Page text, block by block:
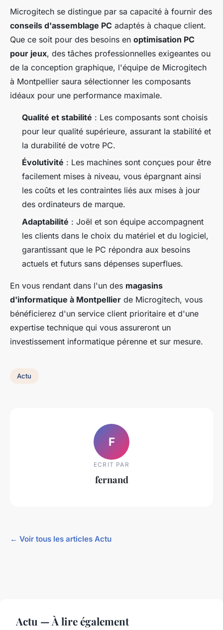
Microgitech se distingue par sa capacité à fournir des
conseils d'assemblage PC adaptés à chaque client.
Que ce soit pour des besoins en optimisation PC
pour jeux, des tâches professionnelles exigeantes ou
de la conception graphique, l'équipe de Microgitech
à Montpellier saura sélectionner les composants
idéaux pour une performance maximale.
Qualité et stabilité : Les composants sont choisis
pour leur qualité supérieure, assurant la stabilité et
la durabilité de votre PC.
Évolutivité : Les machines sont conçues pour être
facilement mises à niveau, vous épargnant ainsi
les coûts et les contraintes liés aux mises à jour
des ordinateurs de marque.
Adaptabilité : Joël et son équipe accompagnent
les clients dans le choix du matériel et du logiciel,
garantissant que le PC répondra aux besoins
actuels et futurs sans dépenses superflues.
En vous rendant dans l'un des magasins
d'informatique à Montpellier de Microgitech, vous
bénéficierez d'un service client prioritaire et d'une
expertise technique qui vous assureront un
investissement informatique pérenne et sur mesure.
Actu
F
ECRIT PAR
fernand
← Voir tous les articles Actu
Actu — À lire également